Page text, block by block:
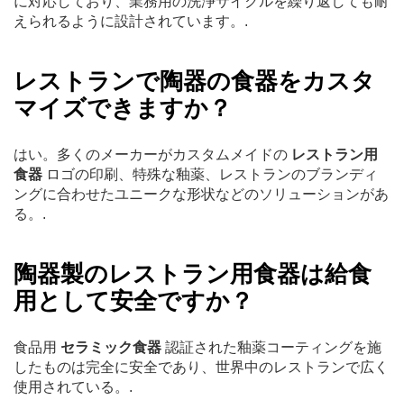
えられるように設計されています。.
レストランで陶器の食器をカスタ
マイズできますか？
はい。多くのメーカーがカスタムメイドの レストラン用
食器 ロゴの印刷、特殊な釉薬、レストランのブランディ
ングに合わせたユニークな形状などのソリューションがあ
る。.
陶器製のレストラン用食器は給食
用として安全ですか？
食品用 セラミック食器 認証された釉薬コーティングを施
したものは完全に安全であり、世界中のレストランで広く
使用されている。.